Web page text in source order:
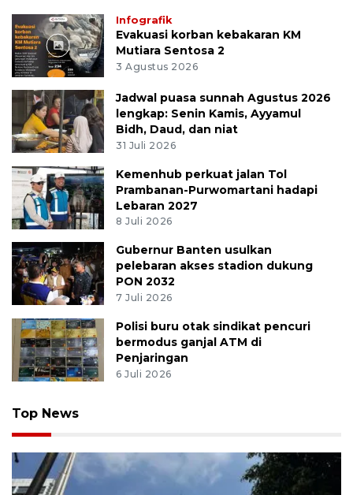
Infografik
Evakuasi korban kebakaran KM
Mutiara Sentosa 2
3 Agustus 2026
Jadwal puasa sunnah Agustus 2026
lengkap: Senin Kamis, Ayyamul
Bidh, Daud, dan niat
31 Juli 2026
Kemenhub perkuat jalan Tol
Prambanan-Purwomartani hadapi
Lebaran 2027
8 Juli 2026
Gubernur Banten usulkan
pelebaran akses stadion dukung
PON 2032
7 Juli 2026
Polisi buru otak sindikat pencuri
bermodus ganjal ATM di
Penjaringan
6 Juli 2026
Top News